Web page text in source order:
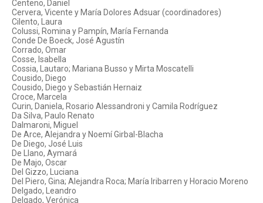
Centeno, Daniel
Cervera, Vicente y María Dolores Adsuar (coordinadores)
Cilento, Laura
Colussi, Romina y Pampín, María Fernanda
Conde De Boeck, José Agustín
Corrado, Omar
Cosse, Isabella
Cossia, Lautaro; Mariana Busso y Mirta Moscatelli
Cousido, Diego
Cousido, Diego y Sebastián Hernaiz
Croce, Marcela
Curin, Daniela, Rosario Alessandroni y Camila Rodríguez
Da Silva, Paulo Renato
Dalmaroni, Miguel
De Arce, Alejandra y Noemí Girbal-Blacha
De Diego, José Luis
De Llano, Aymará
De Majo, Oscar
Del Gizzo, Luciana
Del Piero, Gina; Alejandra Roca; María Iribarren y Horacio Moreno
Delgado, Leandro
Delgado, Verónica